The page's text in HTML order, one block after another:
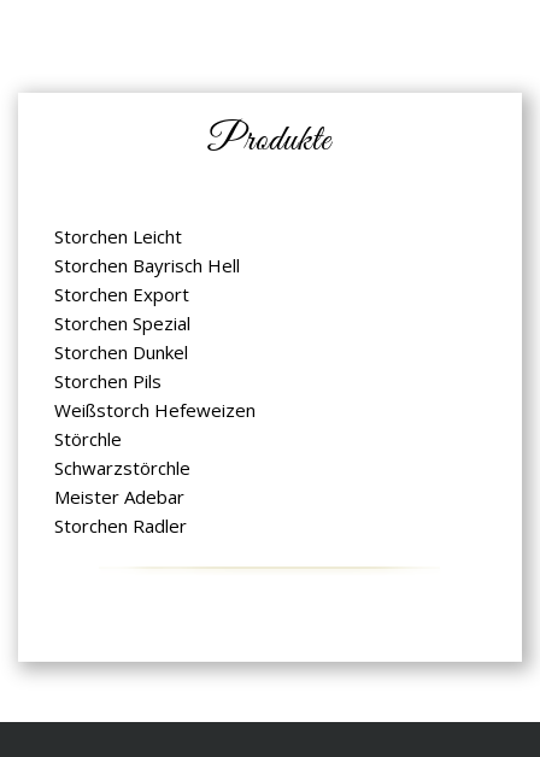
Produkte
Storchen Leicht
Storchen Bayrisch Hell
Storchen Export
Storchen Spezial
Storchen Dunkel
Storchen Pils
Weißstorch Hefeweizen
Störchle
Schwarzstörchle
Meister Adebar
Storchen Radler